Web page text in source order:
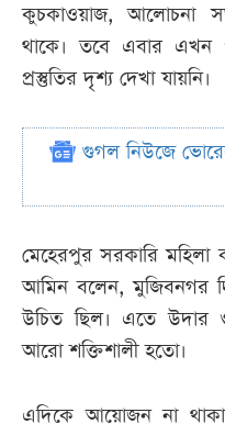
কুচকাওয়াজ, আলোচনা
থাকে। তবে এবার এখন
প্রস্তুতির দৃশ্য দেখা যায়নি।
গুগল নিউজে
মেহেরপুর সরকারি
আমিন বলেন, মুজিবনগর
উচিত ছিল। এতে উদার ও
আরো শক্তিশালী হতো।
এদিকে আয়োজন না